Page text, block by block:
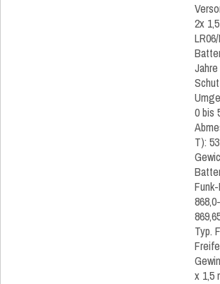
2x
0 bis
T):
Typ.
x 1,5